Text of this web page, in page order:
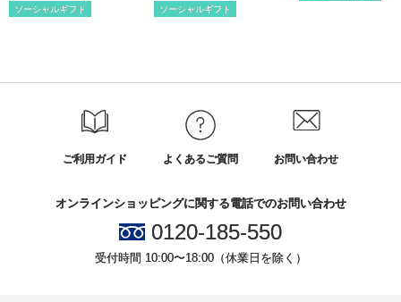
ソーシャルギフト
ソーシャルギフト
ご利用ガイド よくあるご質問 お問い合わせ
オンラインショッピングに関する電話でのお問い合わせ
0120-185-550
受付時間 10:00〜18:00（休業日を除く）